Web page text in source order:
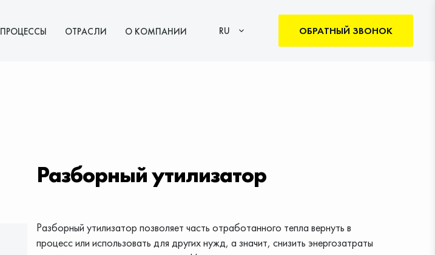
ПРОЦЕССЫ ОТРАСЛИ О КОМПАНИИ RU ОБРАТНЫЙ ЗВОНОК
Разборный утилизатор
Разборный утилизатор позволяет часть отработанного тепла вернуть в
процесс или использовать для других нужд, а значит, снизить энергозатраты